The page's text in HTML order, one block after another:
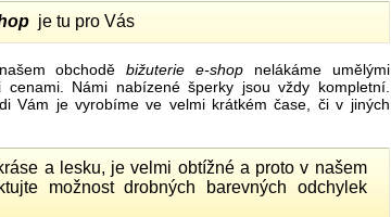
je tu pro Vás
obchoděbižuterie e-shopnelákáme umělými
Námi nabízené šperky jsou vždy kompletní.
Vám je vyrobíme ve velmi krátkém čase, či v jiných
a lesku, je velmi obtížné a proto v našem
možnost drobných barevných odchylek